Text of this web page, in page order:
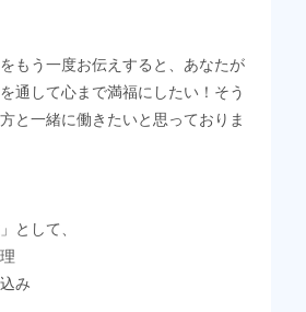
もう一度お伝えすると、あなたが
通して心まで満福にしたい！そう
と一緒に働きたいと思っておりま
として、
み